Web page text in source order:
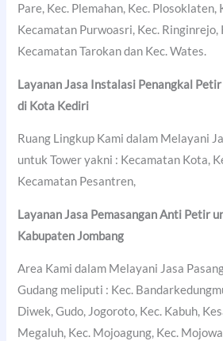
Pare, Kec. Plemahan, Kec. Plosoklaten,
Kecamatan Purwoasri, Kec. Ringinrejo,
Kecamatan Tarokan dan Kec. Wates.
Layanan Jasa Instalasi Penangkal
di Kota Kediri
Ruang Lingkup Kami dalam Melayani
untuk Tower yakni : Kecamatan Kota,
Kecamatan Pesantren,
Layanan Jasa Pemasangan Anti Petir
Kabupaten Jombang
Area Kami dalam Melayani Jasa
Gudang meliputi : Kec.
Diwek, Gudo, Jogoroto, Kec. Kabuh,
Megaluh, Kec. Mojoagung, Kec.